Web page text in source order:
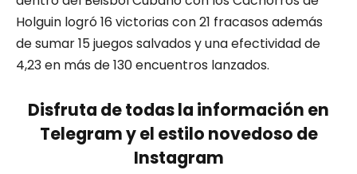
Holguin logró 16 victorias con 21 fracasos además
de sumar 15 juegos salvados y una efectividad de
4,23 en más de 130 encuentros lanzados.
Disfruta de todas la información en
Telegram y el estilo novedoso de
Instagram